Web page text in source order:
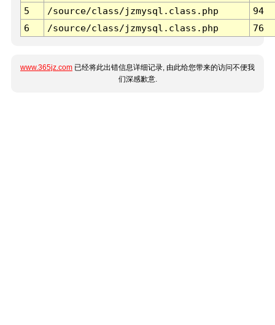
5
/source/class/jzmysql.class.php
94
6
/source/class/jzmysql.class.php 76
www.365jz.com 已经将此出错信息详细记录, 由此给您带来的访问不便我
们深感歉意.